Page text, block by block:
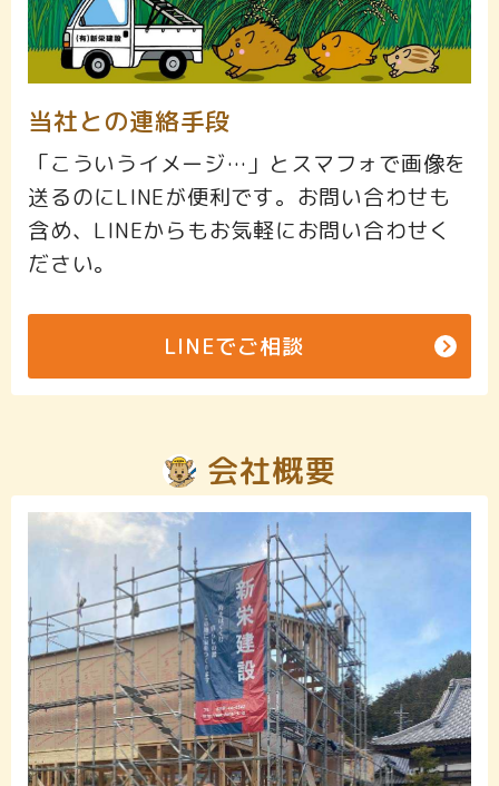
当社との連絡手段
「こういうイメージ…」とスマフォで画像を
送るのにLINEが便利です。お問い合わせも
含め、LINEからもお気軽にお問い合わせく
ださい。
LINEでご相談
会社概要